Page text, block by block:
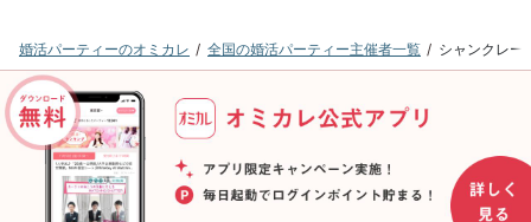
婚活パーティーのオミカレ 全国の婚活パーティー主催者一覧 シャンクレー